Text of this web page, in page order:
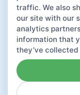
traffic. We also
our site with our
analytics
information that
they’ve